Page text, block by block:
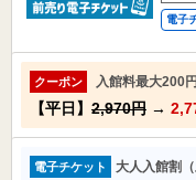
電子
クーポン 入館料最大200
【平日】 2,970円 →
電子チケット
大人入館割